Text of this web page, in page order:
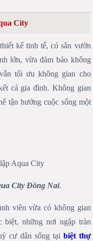
City
kế tinh tế, có sân vườn
lớn, vừa đảm bảo không
tối ưu không gian cho
cả gia đình. Không gian
tận hưởng cuộc sống một
City Đồng Nai.
viên vừa có không gian
biệt, những nơi ngập tràn
cư dân sống tại biệt thự